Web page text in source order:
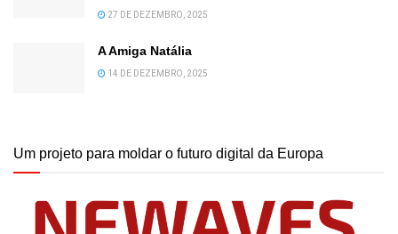
27 DE DEZEMBRO, 2025
A Amiga Natália
14 DE DEZEMBRO, 2025
Um projeto para moldar o futuro digital da Europa